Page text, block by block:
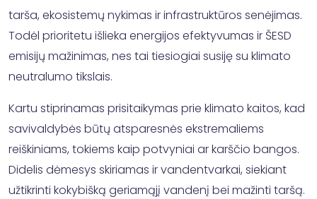
tarša, ekosistemų nykimas ir infrastruktūros senėjimas.
Todėl prioritetu išlieka energijos efektyvumas ir ŠESD
emisijų mažinimas, nes tai tiesiogiai susiję su klimato
neutralumo tikslais.
Kartu stiprinamas prisitaikymas prie klimato kaitos, kad
savivaldybės būtų atsparesnės ekstremaliems
reiškiniams, tokiems kaip potvyniai ar karščio bangos.
Didelis dėmesys skiriamas ir vandentvarkai, siekiant
užtikrinti kokybišką geriamąjį vandenį bei mažinti taršą.